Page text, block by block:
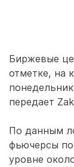
Биржевые
отметке, на
передает
По данным
фьючерсы
уровне